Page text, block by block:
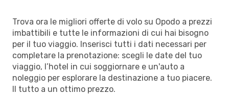
Trova ora le migliori offerte di volo su Opodo a prezzi
imbattibili e tutte le informazioni di cui hai bisogno
per il tuo viaggio. Inserisci tutti i dati necessari per
completare la prenotazione: scegli le date del tuo
viaggio, l’hotel in cui soggiornare e un'auto a
noleggio per esplorare la destinazione a tuo piacere.
Il tutto a un ottimo prezzo.